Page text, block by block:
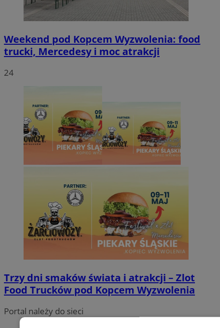
Weekend pod Kopcem Wyzwolenia: food
trucki, Mercedesy i moc atrakcji
24
Trzy dni smaków świata i atrakcji – Zlot
Food Trucków pod Kopcem Wyzwolenia
Portal należy do sieci